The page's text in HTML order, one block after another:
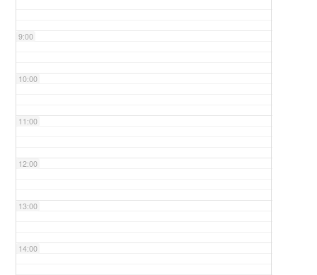
9:00
10:00
11:00
12:00
13:00
14:00